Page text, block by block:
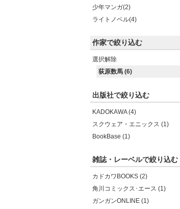
少年マンガ(2)
ライトノベル(4)
作家で絞り込む
選択解除
荻原数馬 (6)
出版社で絞り込む
KADOKAWA (4)
スクウェア・エニックス (1)
BookBase (1)
雑誌・レーベルで絞り込む
カドカワBOOKS (2)
角川コミックス･エース (1)
ガンガンONLINE (1)